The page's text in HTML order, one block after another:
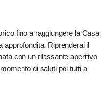
fino a raggiungere la Casa
approfondita. Riprenderai il
con un rilassante aperitivo
di saluti poi tutti a